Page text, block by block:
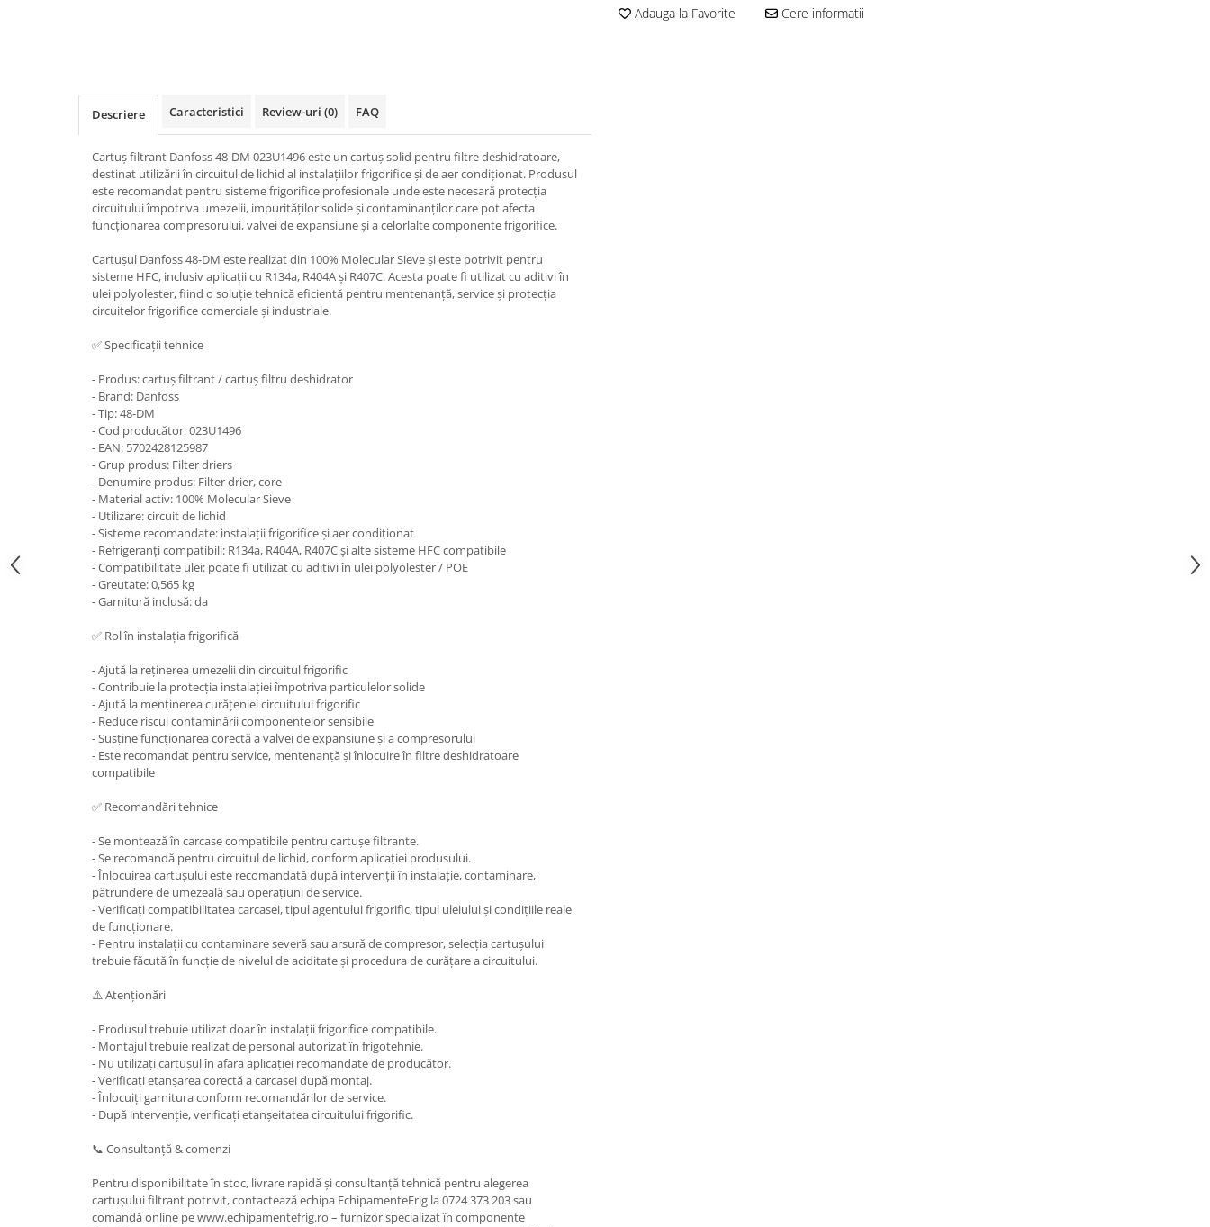
Adauga la Favorite Cere informatii
Descriere Caracteristici Review-uri (0) FAQ
Cartuș filtrant Danfoss 48-DM 023U1496 este un cartuș solid pentru filtre deshidratoare,
destinat utilizării în circuitul de lichid al instalațiilor frigorifice și de aer condiționat. Produsul
este recomandat pentru sisteme frigorifice profesionale unde este necesară protecția
circuitului împotriva umezelii, impurităților solide și contaminanților care pot afecta
funcționarea compresorului, valvei de expansiune și a celorlalte componente frigorifice.
Cartușul Danfoss 48-DM este realizat din 100% Molecular Sieve și este potrivit pentru
sisteme HFC, inclusiv aplicații cu R134a, R404A și R407C. Acesta poate fi utilizat cu aditivi în
ulei polyolester, fiind o soluție tehnică eficientă pentru mentenanță, service și protecția
circuitelor frigorifice comerciale și industriale.
✅ Specificații tehnice
- Produs: cartuș filtrant / cartuș filtru deshidrator
- Brand: Danfoss
- Tip: 48-DM
- Cod producător: 023U1496
- EAN: 5702428125987
- Grup produs: Filter driers
- Denumire produs: Filter drier, core
- Material activ: 100% Molecular Sieve
- Utilizare: circuit de lichid
- Sisteme recomandate: instalații frigorifice și aer condiționat
- Refrigeranți compatibili: R134a, R404A, R407C și alte sisteme HFC compatibile
- Compatibilitate ulei: poate fi utilizat cu aditivi în ulei polyolester / POE
- Greutate: 0,565 kg
- Garnitură inclusă: da
✅ Rol în instalația frigorifică
- Ajută la reținerea umezelii din circuitul frigorific
- Contribuie la protecția instalației împotriva particulelor solide
- Ajută la menținerea curățeniei circuitului frigorific
- Reduce riscul contaminării componentelor sensibile
- Susține funcționarea corectă a valvei de expansiune și a compresorului
- Este recomandat pentru service, mentenanță și înlocuire în filtre deshidratoare
compatibile
✅ Recomandări tehnice
- Se montează în carcase compatibile pentru cartușe filtrante.
- Se recomandă pentru circuitul de lichid, conform aplicației produsului.
- Înlocuirea cartușului este recomandată după intervenții în instalație, contaminare,
pătrundere de umezeală sau operațiuni de service.
- Verificați compatibilitatea carcasei, tipul agentului frigorific, tipul uleiului și condițiile reale
de funcționare.
- Pentru instalații cu contaminare severă sau arsură de compresor, selecția cartușului
trebuie făcută în funcție de nivelul de aciditate și procedura de curățare a circuitului.
⚠️ Atenționări
- Produsul trebuie utilizat doar în instalații frigorifice compatibile.
- Montajul trebuie realizat de personal autorizat în frigotehnie.
- Nu utilizați cartușul în afara aplicației recomandate de producător.
- Verificați etanșarea corectă a carcasei după montaj.
- Înlocuiți garnitura conform recomandărilor de service.
- După intervenție, verificați etanșeitatea circuitului frigorific.
📞 Consultanță & comenzi
Pentru disponibilitate în stoc, livrare rapidă și consultanță tehnică pentru alegerea
cartușului filtrant potrivit, contactează echipa EchipamenteFrig la 0724 373 203 sau
comandă online pe www.echipamentefrig.ro – furnizor specializat în componente